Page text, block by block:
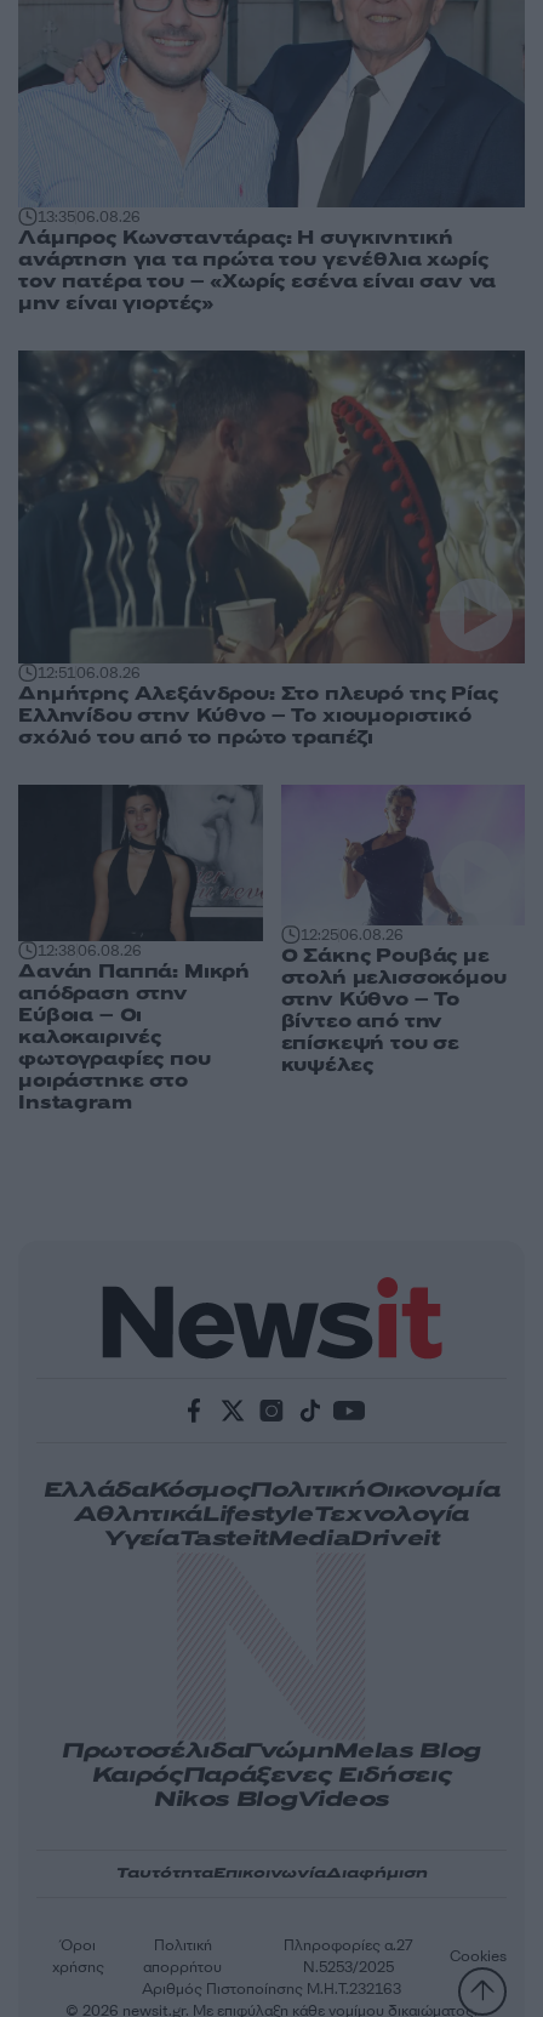
13:3506.08.26
Λάμπρος Κωνσταντάρας: Η συγκινητική
ανάρτηση για τα πρώτα του γενέθλια χωρίς
τον πατέρα του – «Χωρίς εσένα είναι σαν να
μην είναι γιορτές»
12:5106.08.26
Δημήτρης Αλεξάνδρου: Στο πλευρό της Ρίας
Ελληνίδου στην Κύθνο – Το χιουμοριστικό
σχόλιό του από το πρώτο τραπέζι
12:3806.08.26
Δανάη Παππά: Μικρή
απόδραση στην
Εύβοια – Οι
καλοκαιρινές
φωτογραφίες που
μοιράστηκε στο
Instagram
12:2506.08.26
Ο Σάκης Ρουβάς με
στολή μελισσοκόμου
στην Κύθνο – Το
βίντεο από την
επίσκεψή του σε
κυψέλες
ΕλλάδαΚόσμοςΠολιτικήΟικονομία
ΑθλητικάLifestyleΤεχνολογία
ΥγείαTasteitMediaDriveit
ΠρωτοσέλιδαΓνώμηMelas Blog
ΚαιρόςΠαράξενες Ειδήσεις
Nikos BlogVideos
ΤαυτότηταΕπικοινωνίαΔιαφήμιση
Αριθμός Πιστοποίησης Μ.Η.Τ.232163
Όροι
χρήσης
Πολιτική
απορρήτου
Πληροφορίες α.27
Ν.5253/2025
Cookies
© 2026 newsit.gr. Με επιφύλαξη κάθε νομίμου δικαιώματος.